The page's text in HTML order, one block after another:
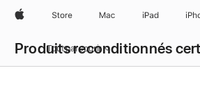
AppleStore Mac iPad
Produits reconditionnés
Tout parcourir